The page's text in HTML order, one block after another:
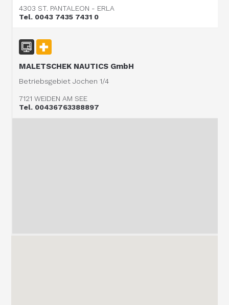
4303 ST. PANTALEON - ERLA
Tel. 0043 7435 7431 0
MALETSCHEK NAUTICS GmbH
Betriebsgebiet Jochen 1/4
7121 WEIDEN AM SEE
Tel. 00436763388897